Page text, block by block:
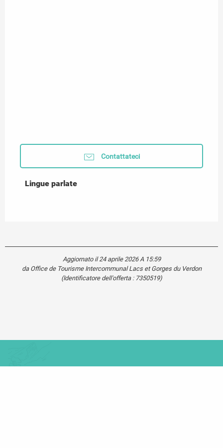
Contattateci
Lingue parlate
Lingue parlate
Aggiornato il 24 aprile 2026 A 15:59
da Office de Tourisme Intercommunal Lacs et Gorges du Verdon
(Identificatore dell'offerta : 7350519)